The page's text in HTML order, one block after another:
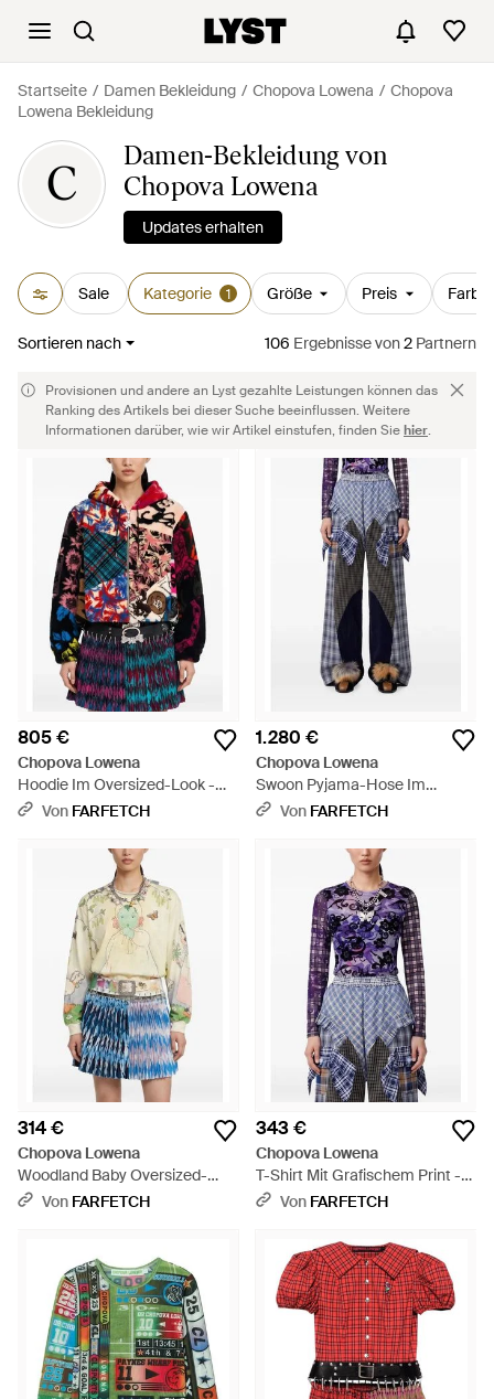
Startseite Damen Bekleidung Chopova Lowena
Chopova
Lowena Bekleidung
C
Damen-Bekleidung von
Chopova Lowena
Updates erhalten
Sale Kategorie 1 Größe Preis Farbe
Sortieren nach 106 Ergebnissevon2 Partnern
Provisionen und andere an Lyst gezahlte Leistungen können das
Ranking des Artikels bei dieser Suche beeinflussen. Weitere
Informationen darüber, wie wir Artikel einstufen, finden Siehier.
805 €
Chopova Lowena
Hoodie Im Oversized-Look -
BlauVon FARFETCH
1.280 €
Chopova Lowena
Swoon Pyjama-Hose Im
Patchwork-Look - Blau
Von FARFETCH
314 €
Chopova Lowena
Woodland Baby Oversized-
Pullover - Blau
Von FARFETCH
343 €
Chopova Lowena
T-Shirt Mit Grafischem Print -
BlauVon FARFETCH